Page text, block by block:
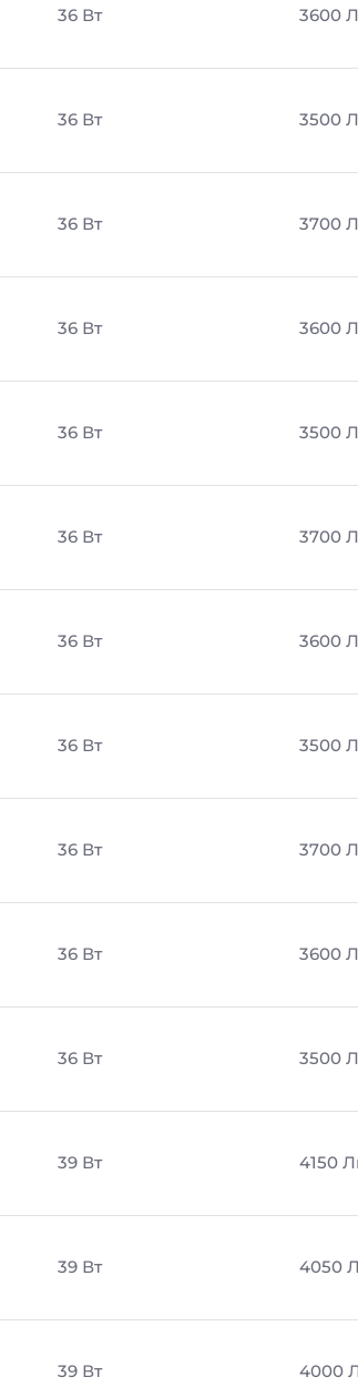
36 Вт 3600
36 Вт 3500
36 Вт 3700
36 Вт 3600
36 Вт 3500
36 Вт 3700
36 Вт 3600
36 Вт 3500
36 Вт 3700
36 Вт 3600
36 Вт 3500
39 Вт 4150
39 Вт 4050
39 Вт 4000